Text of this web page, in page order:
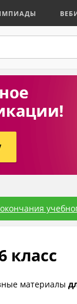
класс
материалы